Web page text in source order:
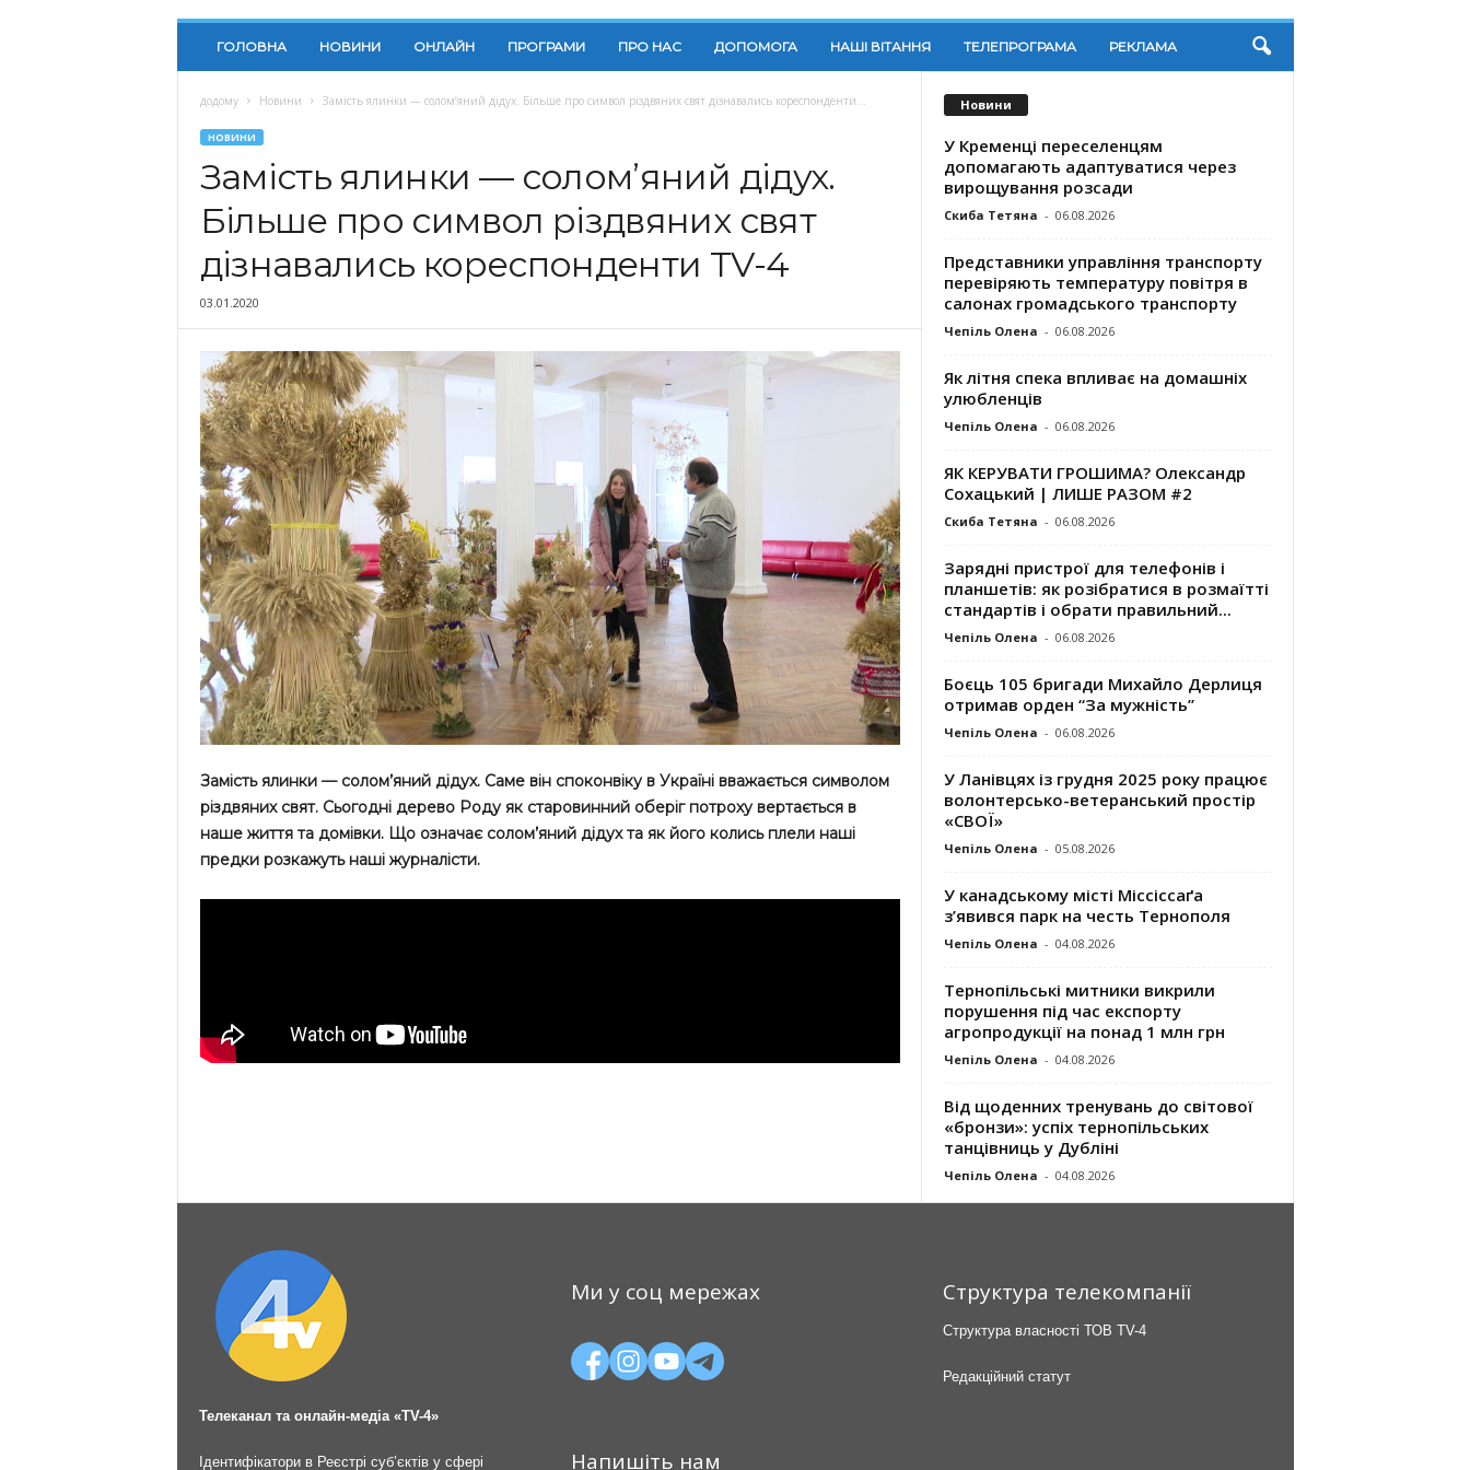
ГОЛОВНА НОВИНИ ОНЛАЙН ПРОГРАМИ ПРО НАС ДОПОМОГА НАШІ ВІТАННЯ ТЕЛЕПРОГРАМА РЕКЛАМА
додому Новини Замість ялинки — солом’яний дідух. Більше про символ різдвяних свят дізнавались кореспонденти...
НОВИНИ
Замість ялинки — солом’яний дідух.
Більше про символ різдвяних свят
дізнавались кореспонденти TV-4
03.01.2020
Замість ялинки — солом’яний дідух. Саме він споконвіку в Україні вважається символом
різдвяних свят. Сьогодні дерево Роду як старовинний оберіг потроху вертається в
наше життя та домівки. Що означає солом’яний дідух та як його колись плели наші
предки розкажуть наші журналісти.
Новини
У Кременці переселенцям
допомагають адаптуватися через
вирощування розсади
Скиба Тетяна - 06.08.2026
Представники управління транспорту
перевіряють температуру повітря в
салонах громадського транспорту
Чепіль Олена - 06.08.2026
Як літня спека впливає на домашніх
улюбленців
Чепіль Олена - 06.08.2026
ЯК КЕРУВАТИ ГРОШИМА? Олександр
Сохацький | ЛИШЕ РАЗОМ #2
Скиба Тетяна - 06.08.2026
Зарядні пристрої для телефонів і
планшетів: як розібратися в розмаїтті
стандартів і обрати правильний...
Чепіль Олена - 06.08.2026
Боєць 105 бригади Михайло Дерлиця
отримав орден “За мужність”
Чепіль Олена - 06.08.2026
У Ланівцях із грудня 2025 року працює
волонтерсько-ветеранський простір
«СВОЇ»
Чепіль Олена - 05.08.2026
У канадському місті Міссіссаґа
з’явився парк на честь Тернополя
Чепіль Олена - 04.08.2026
Тернопільські митники викрили
порушення під час експорту
агропродукції на понад 1 млн грн
Чепіль Олена - 04.08.2026
Від щоденних тренувань до світової
«бронзи»: успіх тернопільських
танцівниць у Дубліні
Чепіль Олена - 04.08.2026
Телеканал та онлайн-медіа «TV-4»
Ідентифікатори в Реєстрі суб’єктів у сфері
Ми у соц мережах
Напишіть нам
Структура телекомпанії
Структура власності ТОВ TV-4
Редакційний статут